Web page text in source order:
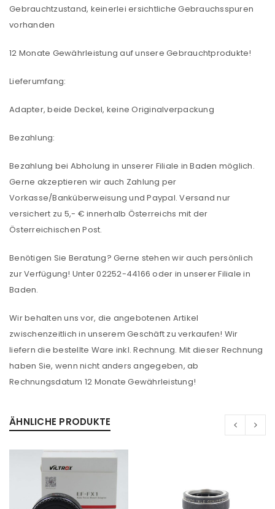
Gebrauchtzustand, keinerlei ersichtliche Gebrauchsspuren
vorhanden
12 Monate Gewährleistung auf unsere Gebrauchtprodukte!
Lieferumfang:
Adapter, beide Deckel, keine Originalverpackung
Bezahlung:
Bezahlung bei Abholung in unserer Filiale in Baden möglich.
Gerne akzeptieren wir auch Zahlung per
Vorkasse/Banküberweisung und Paypal. Versand nur
versichert zu 5,- € innerhalb Österreichs mit der
Österreichischen Post.
Benötigen Sie Beratung? Gerne stehen wir auch persönlich
zur Verfügung! Unter 02252-44166 oder in unserer Filiale in
Baden.
Wir behalten uns vor, die angebotenen Artikel
zwischenzeitlich in unserem Geschäft zu verkaufen! Wir
liefern die bestellte Ware inkl. Rechnung. Mit dieser Rechnung
haben Sie, wenn nicht anders angegeben, ab
Rechnungsdatum 12 Monate Gewährleistung!
ÄHNLICHE PRODUKTE